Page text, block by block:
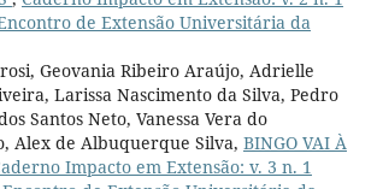
de Extensão Universitária da
Geovania Ribeiro Araújo, Adrielle
Larissa Nascimento da Silva, Pedro
Santos Neto, Vanessa Vera do
Alex de Albuquerque Silva, BINGO VAI À
Impacto em Extensão: v. 3 n. 1